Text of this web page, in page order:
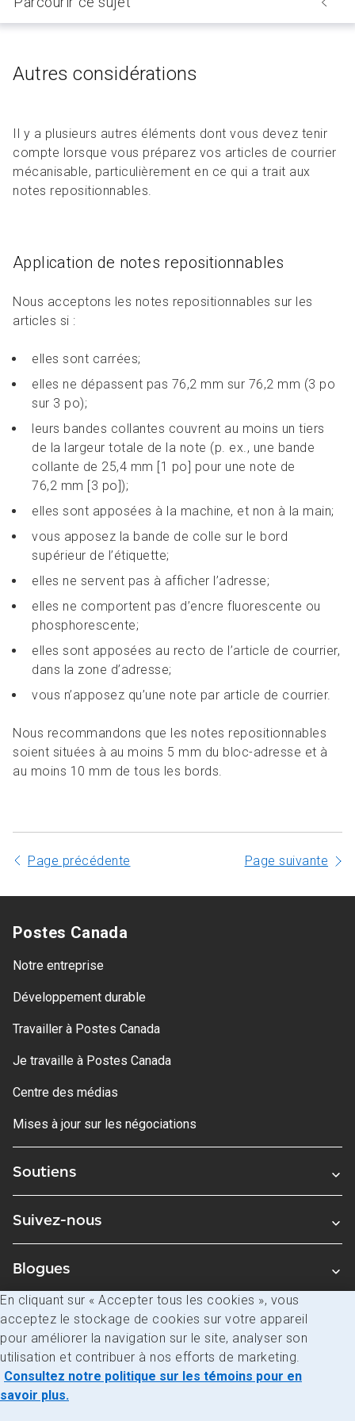
Autres considérations
Il y a plusieurs autres éléments dont vous devez tenir
compte lorsque vous préparez vos articles de courrier
mécanisable, particulièrement en ce qui a trait aux
notes repositionnables.
Application de notes repositionnables
Nous acceptons les notes repositionnables sur les
articles si :
elles sont carrées;
elles ne dépassent pas 76,2 mm sur 76,2 mm (3 po
sur 3 po);
leurs bandes collantes couvrent au moins un tiers
de la largeur totale de la note (p. ex., une bande
collante de 25,4 mm [1 po] pour une note de
76,2 mm [3 po]);
elles sont apposées à la machine, et non à la main;
vous apposez la bande de colle sur le bord
supérieur de l’étiquette;
elles ne servent pas à afficher l’adresse;
elles ne comportent pas d’encre fluorescente ou
phosphorescente;
elles sont apposées au recto de l’article de courrier,
dans la zone d’adresse;
vous n’apposez qu’une note par article de courrier.
Nous recommandons que les notes repositionnables
soient situées à au moins 5 mm du bloc-adresse et à
au moins 10 mm de tous les bords.
Page précédente Page suivante
Postes Canada
Notre entreprise
Développement durable
Travailler à Postes Canada
Je travaille à Postes Canada
Centre des médias
Mises à jour sur les négociations
Soutiens
Suivez-nous
Blogues
Avis juridiques
Confidentialité
Accès à l’information
En cliquant sur « Accepter tous les cookies », vous
acceptez le stockage de cookies sur votre appareil
pour améliorer la navigation sur le site, analyser son
utilisation et contribuer à nos efforts de marketing.
Consultez notre politique sur les témoins pour en
savoir plus.